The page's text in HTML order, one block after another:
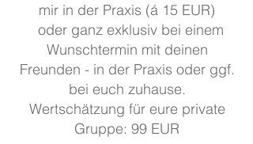
mir in der Praxis (á 15 EUR)
oder ganz exklusiv bei einem
Wunschtermin mit deinen
Freunden - in der Praxis oder ggf.
bei euch zuhause.
Wertschätzung für eure private
Gruppe: 99 EUR